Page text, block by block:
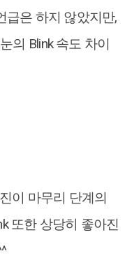
급은 하지 않았지만,
의 Blink 속도 차이
이 마무리 단계의
또한 상당히 좋아진